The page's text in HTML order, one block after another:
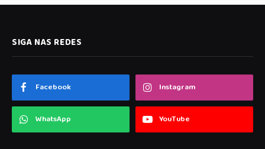
SIGA NAS REDES
Facebook Instagram
WhatsApp YouTube